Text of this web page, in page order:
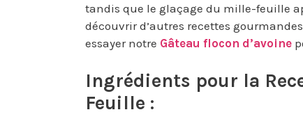
tandis que le glaçage du mille-feuille
découvrir d’autres recettes
essayer notre Gâteau flocon d’avoine
Ingrédients pour la
Feuille :